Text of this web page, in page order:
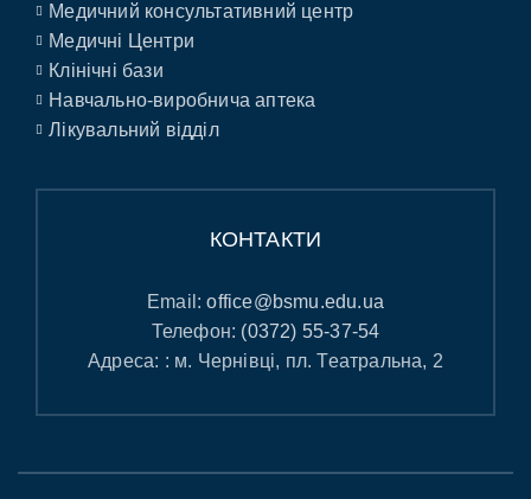
Медичний консультативний центр
Медичні Центри
Клінічні бази
Навчально-виробнича аптека
Лікувальний відділ
КОНТАКТИ
Email:office@bsmu.edu.ua
Телефон: (0372) 55-37-54
Адреса: : м. Чернівці, пл. Театральна, 2